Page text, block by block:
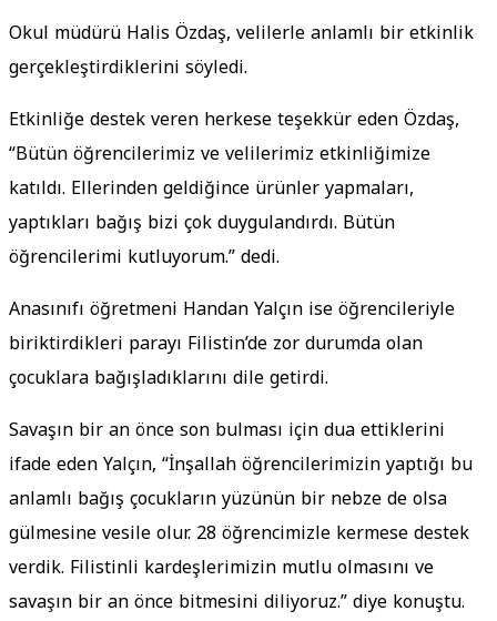
Okul müdürü Halis Özdaş, velilerle anlamlı bir etkinlik
gerçekleştirdiklerini söyledi.
Etkinliğe destek veren herkese teşekkür eden Özdaş,
“Bütün öğrencilerimiz ve velilerimiz etkinliğimize
katıldı. Ellerinden geldiğince ürünler yapmaları,
yaptıkları bağış bizi çok duygulandırdı. Bütün
öğrencilerimi kutluyorum.” dedi.
Anasınıfı öğretmeni Handan Yalçın ise öğrencileriyle
biriktirdikleri parayı Filistin’de zor durumda olan
çocuklara bağışladıklarını dile getirdi.
Savaşın bir an önce son bulması için dua ettiklerini
ifade eden Yalçın, “İnşallah öğrencilerimizin yaptığı bu
anlamlı bağış çocukların yüzünün bir nebze de olsa
gülmesine vesile olur. 28 öğrencimizle kermese destek
verdik. Filistinli kardeşlerimizin mutlu olmasını ve
savaşın bir an önce bitmesini diliyoruz.” diye konuştu.